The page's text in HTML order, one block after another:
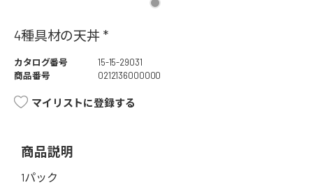
4種具材の天丼 *
カタログ番号
15-15-29031
商品番号
0212136000000
マイリストに登録する
商品説明
1パック